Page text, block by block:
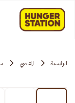
الرئيسية المقاضي